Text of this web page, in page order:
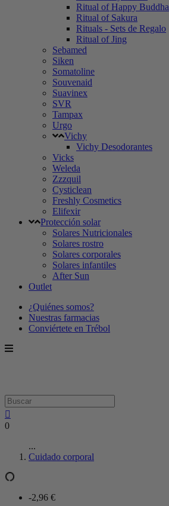
Ritual of Happy Buddha
Ritual of Sakura
Rituals - Sets de Regalo
Ritual of Jing
Sebamed
Siken
Somatoline
Souvenaid
Suavinex
SVR
Tampax
Urgo
Vichy
Vichy Desodorantes
Vicks
Weleda
Zzzquil
Cysticlean
Freshly Cosmetics
Elifexir
Protección solar
Solares Nutricionales
Solares rostro
Solares corporales
Solares infantiles
After Sun
Outlet
¿Quiénes somos?
Nuestras farmacias
Conviértete en Trébol
0
...
Cuidado corporal
-2,96 €